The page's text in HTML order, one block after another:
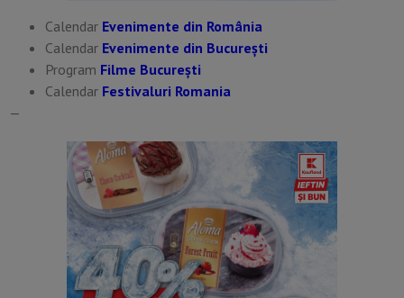
Calendar Evenimente din România
Calendar Evenimente din București
Program Filme București
Calendar Festivaluri Romania
—